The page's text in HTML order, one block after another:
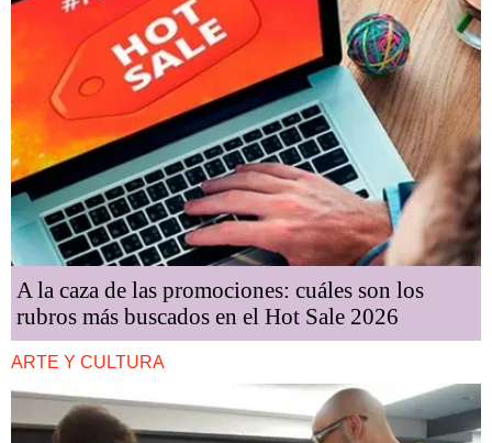
A la caza de las promociones: cuáles son los
rubros más buscados en el Hot Sale 2026
ARTE Y CULTURA